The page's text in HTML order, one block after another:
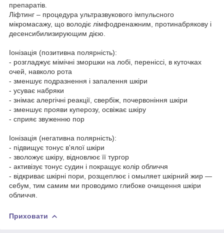
препаратів.
Ліфтинг – процедура ультразвукового імпульсного
мікромасажу, що володіє лімфодренажним, протинабрякову і
десенсибилизирующим дією.
Іонізація (позитивна полярність):
- розгладжує мімічні зморшки на лобі, переніссі, в куточках
очей, навколо рота
- зменшує подразнення і запалення шкіри
- усуває набряки
- знімає алергічні реакції, свербіж, почервоніння шкіри
- зменшує прояви куперозу, освіжає шкіру
- сприяє звуженню пор
Іонізація (негативна полярність):
- підвищує тонус в'ялої шкіри
- зволожує шкіру, відновлює її тургор
- активізує тонус судин і покращує колір обличчя
- відкриває шкірні пори, розщеплює і омыляет шкірний жир —
себум, тим самим ми проводимо глибоке очищення шкіри
обличчя.
Приховати